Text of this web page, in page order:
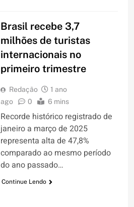
Brasil recebe 3,7
milhões de turistas
internacionais no
primeiro trimestre
Redação
1 ano
ago
0 6 mins
Recorde histórico registrado de
janeiro a março de 2025
representa alta de 47,8%
comparado ao mesmo período
do ano passado…
Continue Lendo